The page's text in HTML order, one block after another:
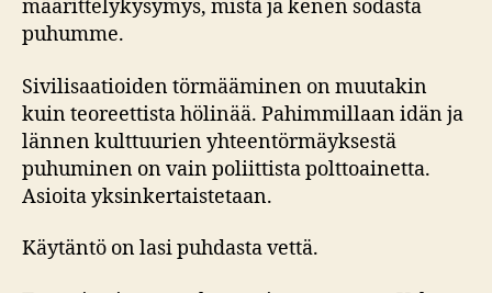
määrittelykysymys, mistä ja kenen sodasta
puhumme.
Sivilisaatioiden törmääminen on muutakin
kuin teoreettista hölinää. Pahimmillaan idän ja
lännen kulttuurien yhteentörmäyksestä
puhuminen on vain poliittista polttoainetta.
Asioita yksinkertaistetaan.
Käytäntö on lasi puhdasta vettä.